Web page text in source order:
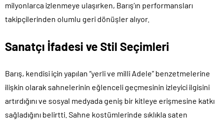
milyonlarca izlenmeye ulaşırken, Barış’ın performansları
takipçilerinden olumlu geri dönüşler alıyor.
Sanatçı İfadesi ve Stil Seçimleri
Barış, kendisi için yapılan “yerli ve milli Adele” benzetmelerine
ilişkin olarak sahnelerinin eğlenceli geçmesinin izleyici ilgisini
artırdığını ve sosyal medyada geniş bir kitleye erişmesine katkı
sağladığını belirtti. Sahne kostümlerinde sıklıkla saten